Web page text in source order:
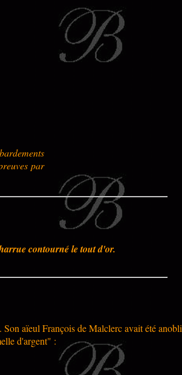
par
contourné le tout d'or.
aïeul François de Malclerc avait été anobli
d'argent" :